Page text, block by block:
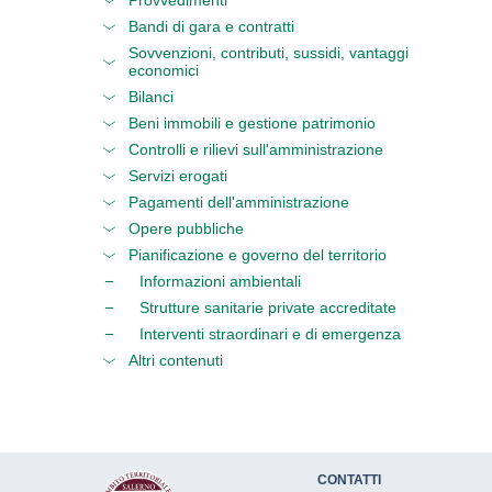
Bandi di gara e contratti
Sovvenzioni, contributi, sussidi, vantaggi
economici
Bilanci
Beni immobili e gestione patrimonio
Controlli e rilievi sull'amministrazione
Servizi erogati
Pagamenti dell'amministrazione
Opere pubbliche
Pianificazione e governo del territorio
Informazioni ambientali
Strutture sanitarie private accreditate
Interventi straordinari e di emergenza
Altri contenuti
CONTATTI